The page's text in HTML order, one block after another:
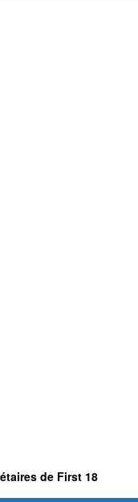
de First 18